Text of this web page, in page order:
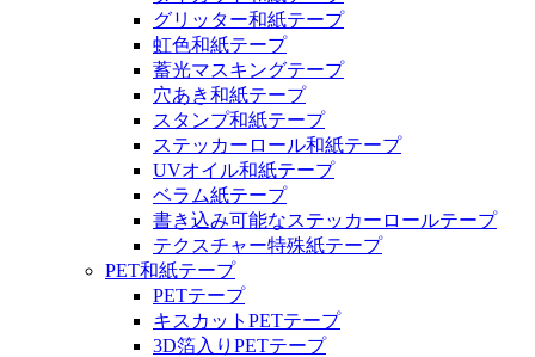
グリッター和紙テープ
虹色和紙テープ
蓄光マスキングテープ
穴あき和紙テープ
スタンプ和紙テープ
ステッカーロール和紙テープ
UVオイル和紙テープ
ベラム紙テープ
書き込み可能なステッカーロールテープ
テクスチャー特殊紙テープ
PET和紙テープ
PETテープ
キスカットPETテープ
3D箔入りPETテープ